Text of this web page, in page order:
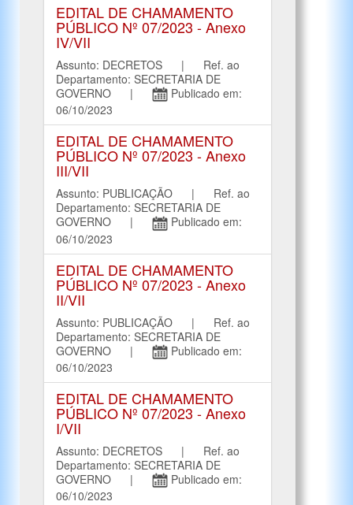
EDITAL DE CHAMAMENTO
PÚBLICO Nº 07/2023 - Anexo
IV/VII
Assunto: DECRETOS | Ref. ao
Departamento: SECRETARIA DE
GOVERNO |
Publicado em:
06/10/2023
EDITAL DE CHAMAMENTO
PÚBLICO Nº 07/2023 - Anexo
III/VII
Assunto: PUBLICAÇÃO | Ref. ao
Departamento: SECRETARIA DE
GOVERNO |
Publicado em:
06/10/2023
EDITAL DE CHAMAMENTO
PÚBLICO Nº 07/2023 - Anexo
II/VII
Assunto: PUBLICAÇÃO | Ref. ao
Departamento: SECRETARIA DE
GOVERNO |
Publicado em:
06/10/2023
EDITAL DE CHAMAMENTO
PÚBLICO Nº 07/2023 - Anexo
I/VII
Assunto: DECRETOS | Ref. ao
Departamento: SECRETARIA DE
GOVERNO |
Publicado em:
06/10/2023